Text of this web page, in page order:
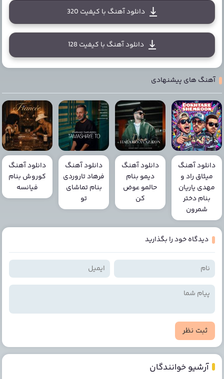
دانلود آهنگ با کیفیت 320
دانلود آهنگ با کیفیت 128
آهنگ های پیشنهادی
دانلود آهنگ
میثاق راد و
مهدی یاریان
بنام دختر
شمرون
دانلود آهنگ
دیمو بنام
حالمو عوض
کن
دانلود آهنگ
فرهاد تاروردی
بنام تماشای
تو
دانلود آهنگ
کوروش بنام
فیانسه
دیدگاه خود را بگذارید
ثبت نظر
آرشیو خوانندگان